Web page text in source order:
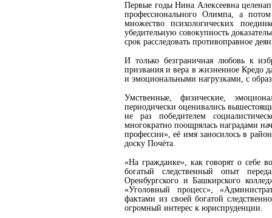
Первые годы Нина Алексеевна
профессионального Олимпа, а
множество психологических
убедительную совокупность
срок расследовать противоправное
И только безграничная любовь к
призвания и вера в жизненное Кредо
и эмоциональными нагрузками, с
Умственные, физические,
периодически оценивались
не раз победителем
многократно поощрялась наградами
профессии», её имя заносилось в
доску Почёта.
«На гражданке», как говорят о себе
богатый следственный опыт
Оренбургского и Башкирского
«Уголовный процесс»,
фактами из своей богатой
огромный интерес к юриспруденции.